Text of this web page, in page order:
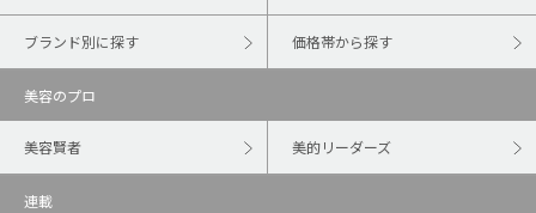
ブランド別に探す 価格帯から探す
美容のプロ
美容賢者 美的リーダーズ
連載